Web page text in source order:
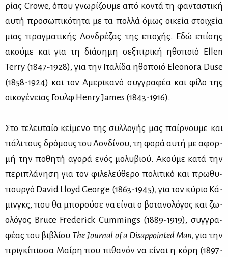
ρί­ας Crowe, όπου γνω­ρί­ζου­με από κο­ντά τη φα­ντα­στι­κή
αυ­τή προ­σω­πι­κό­τη­τα με τα πολ­λά όμως οι­κεία στοι­χεία
μιας πραγ­μα­τι­κής Λον­δρέ­ζας της επο­χής. Εδώ επί­σης
ακού­με και για τη διά­ση­μη σεξ­πι­ρι­κή ηθο­ποιό Ellen
Terry (1847-1928), για την Ιτα­λί­δα ηθο­ποιό Eleonora Duse
(1858-1924) και τον Αμε­ρι­κα­νό συγ­γρα­φέα και φί­λο της
οι­κο­γέ­νειας Γουλφ Henry James (1843-1916).
Στο τε­λευ­ταίο κεί­με­νο της συλ­λο­γής μας παίρ­νου­με και
πά­λι τους δρό­μους του Λον­δί­νου, τη φο­ρά αυ­τή με αφορ­
μή την πο­θη­τή αγο­ρά ενός μο­λυ­βιού. Ακού­με κα­τά την
πε­ρι­πλά­νη­ση για τον φι­λε­λεύ­θε­ρο πο­λι­τι­κό και πρω­θυ­
πουρ­γό David Lloyd George (1863-1945), για τον κυ­́ριο Κά­
μινγκς, που θα μπο­ρού­σε να εί­ναι ο βο­τα­νο­λό­γος και ζω­
ο­λό­γος Bruce Frederick Cummings (1889-1919), συγ­γρα­
φέ­ας του βι­βλί­ου The Journal ofa Disappointed Man,για την
πρι­γκί­πισ­σα Μαί­ρη που πι­θα­νόν να εί­ναι η κό­ρη (1897-